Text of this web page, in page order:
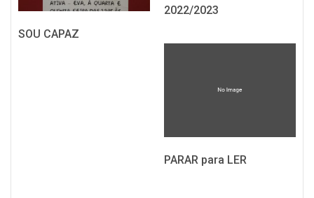
SOU CAPAZ
2022/2023
PARAR para LER